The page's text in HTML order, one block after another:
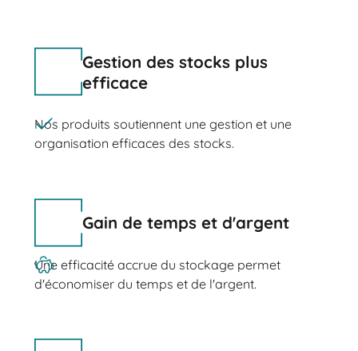
Gestion des stocks plus
efficace
Nos produits soutiennent une gestion et une
organisation efficaces des stocks.
Gain de temps et d'argent
Une efficacité accrue du stockage permet
d'économiser du temps et de l'argent.